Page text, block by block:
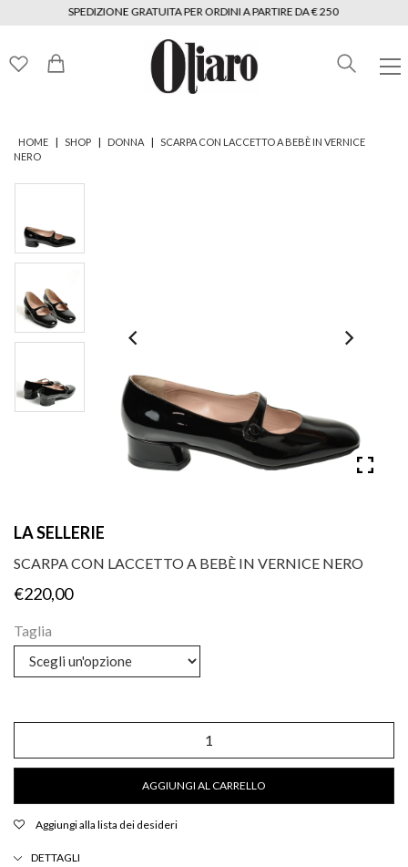
SPEDIZIONE GRATUITA PER ORDINI A PARTIRE DA € 250
HOME | SHOP | DONNA |
SCARPA CON LACCETTO A BEBÈ IN VERNICE
NERO
LA SELLERIE
SCARPA CON LACCETTO A BEBÈ IN VERNICE NERO
€220,00
Taglia
laccetto
a
in
nero
AGGIUNGI AL CARRELLO
Aggiungi alla lista dei desideri
DETTAGLI